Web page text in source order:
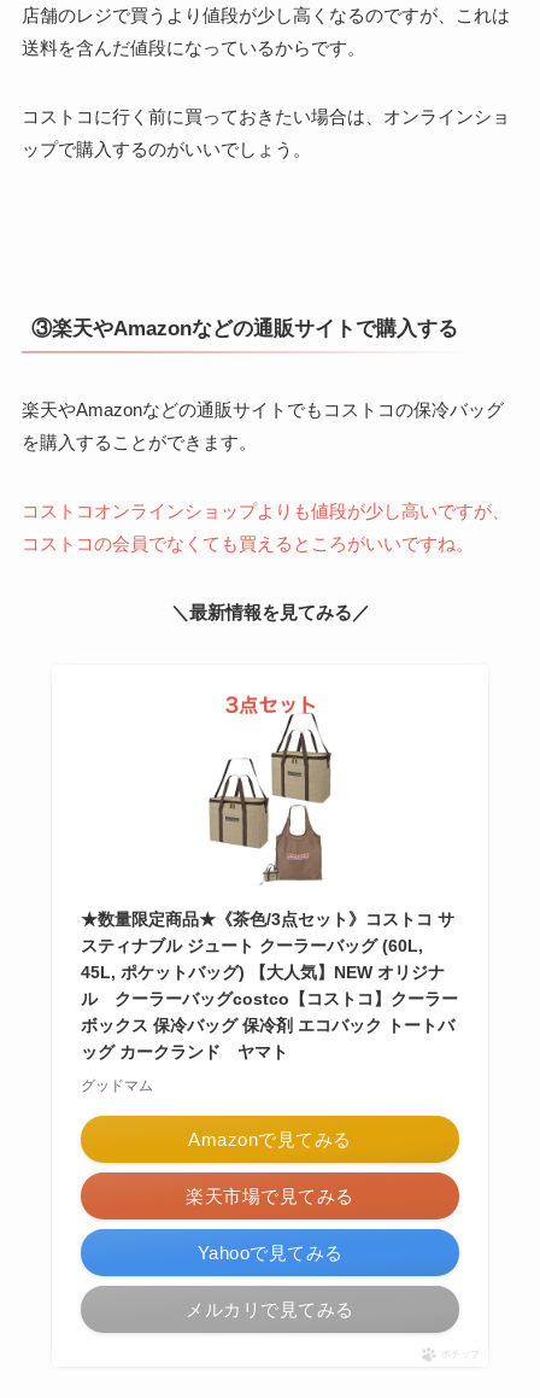
店舗のレジで買うより値段が少し高くなるのですが、これは
送料を含んだ値段になっているからです。
コストコに行く前に買っておきたい場合は、オンラインショ
ップで購入するのがいいでしょう。
③楽天やAmazonなどの通販サイトで購入する
楽天やAmazonなどの通販サイトでもコストコの保冷バッグ
を購入することができます。
コストコオンラインショップよりも値段が少し高いですが、
コストコの会員でなくても買えるところがいいですね。
＼最新情報を見てみる／
★数量限定商品★《茶色/3点セット》コストコ サ
スティナブル ジュート クーラーバッグ (60L,
45L, ポケットバッグ) 【大人気】NEW オリジナ
ル クーラーバッグcostco【コストコ】クーラー
ボックス 保冷バッグ 保冷剤 エコバック トートバ
ッグ カークランド ヤマト
グッドマム
Amazonで見てみる
楽天市場で見てみる
Yahooで見てみる
メルカリで見てみる
ポチップ